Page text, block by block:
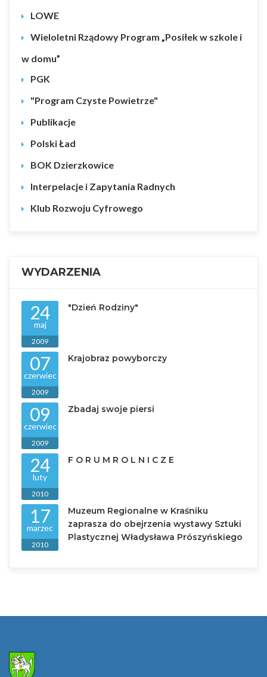
LOWE
Wieloletni Rządowy Program „Posiłek w szkole i
w domu”
PGK
"Program Czyste Powietrze"
Publikacje
Polski Ład
BOK Dzierzkowice
Interpelacje i Zapytania Radnych
Klub Rozwoju Cyfrowego
WYDARZENIA
24
maj
2009
"Dzień Rodziny"
07
czerwiec
2009
Krajobraz powyborczy
09
czerwiec
2009
Zbadaj swoje piersi
24
luty
2010
F O R U M R O L N I C Z E
17
marzec
2010
Muzeum Regionalne w Kraśniku
zaprasza do obejrzenia wystawy Sztuki
Plastycznej Władysława Prószyńskiego